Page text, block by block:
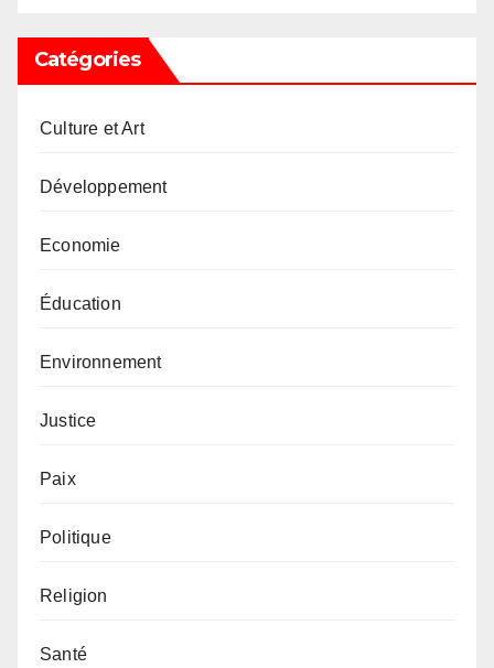
Catégories
Culture et Art
Développement
Economie
Éducation
Environnement
Justice
Paix
Politique
Religion
Santé